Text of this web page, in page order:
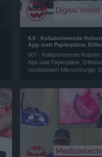
8.0 - Kollaborierende
App statt Papierpläne,
kommunizieren, Künstliche
Digital World
007 - Kollaborierende
App statt Papierpläne,
revolutioniert Mikrochirurgie,